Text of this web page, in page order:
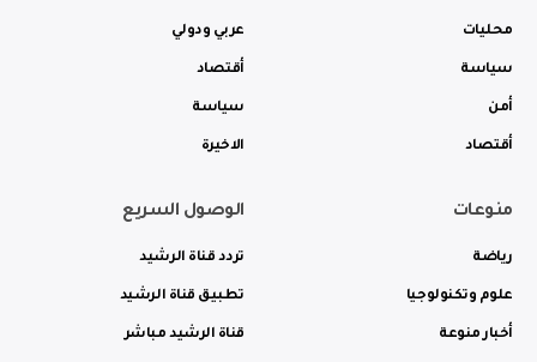
محليات
سياسة
أمن
أقتصاد
عربي ودولي
أقتصاد
سياسة
الاخيرة
منوعات
رياضة
علوم وتكنولوجيا
أخبار منوعة
الوصول السريع
تردد قناة الرشيد
تطبيق قناة الرشيد
قناة الرشيد مباشر